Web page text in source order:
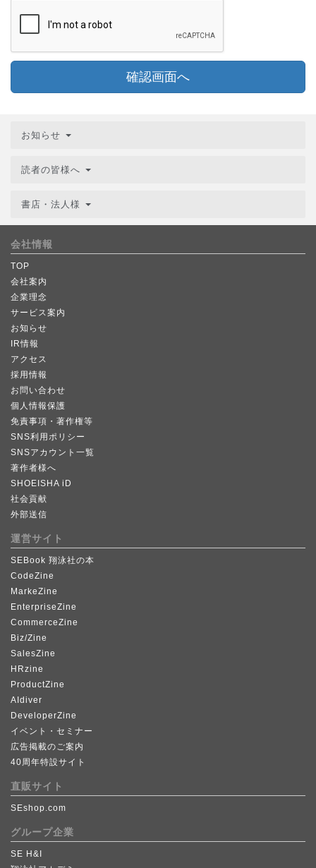
確認画面へ
お知らせ
読者の皆様へ
書店・法人様
会社情報
TOP
会社案内
企業理念
サービス案内
お知らせ
IR情報
アクセス
採用情報
お問い合わせ
個人情報保護
免責事項・著作権等
SNS利用ポリシー
SNSアカウント一覧
著作者様へ
SHOEISHA iD
社会貢献
外部送信
運営サイト
SEBook 翔泳社の本
CodeZine
MarkeZine
EnterpriseZine
CommerceZine
Biz/Zine
SalesZine
HRzine
ProductZine
AIdiver
DeveloperZine
イベント・セミナー
広告掲載のご案内
40周年特設サイト
直販サイト
SEshop.com
グループ企業
SE H&I